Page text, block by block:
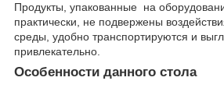
Продукты, упакованные на
практически, не подвержены
среды, удобно транспортируются и
привлекательно.
Особенности данного стола